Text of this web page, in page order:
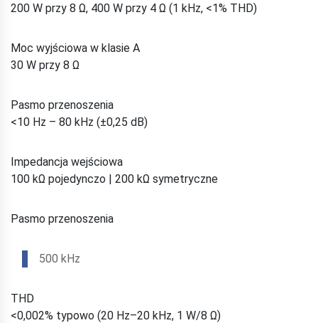
200 W przy 8 Ω, 400 W przy 4 Ω (1 kHz, <1% THD)
Moc wyjściowa w klasie A
30 W przy 8 Ω
Pasmo przenoszenia
<10 Hz – 80 kHz (±0,25 dB)
Impedancja wejściowa
100 kΩ pojedynczo | 200 kΩ symetryczne
Pasmo przenoszenia
500 kHz
THD
<0,002% typowo (20 Hz–20 kHz, 1 W/8 Ω)